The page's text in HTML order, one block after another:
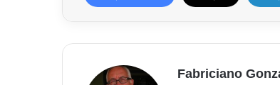
Fabriciano